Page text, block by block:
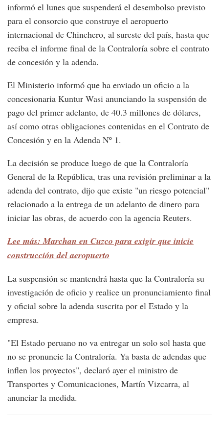
informó el lunes que suspenderá el desembolso previsto
para el consorcio que construye el aeropuerto
internacional de Chinchero, al sureste del país, hasta que
reciba el informe final de la Contraloría sobre el contrato
de concesión y la adenda.
El Ministerio informó que ha enviado un oficio a la
concesionaria Kuntur Wasi anunciando la suspensión de
pago del primer adelanto, de 40.3 millones de dólares,
así como otras obligaciones contenidas en el Contrato de
Concesión y en la Adenda Nº 1.
La decisión se produce luego de que la Contraloría
General de la República, tras una revisión preliminar a la
adenda del contrato, dijo que existe "un riesgo potencial"
relacionado a la entrega de un adelanto de dinero para
iniciar las obras, de acuerdo con la agencia Reuters.
Lee más: Marchan en Cuzco para exigir que inicie
construcción del aeropuerto
La suspensión se mantendrá hasta que la Contraloría su
investigación de oficio y realice un pronunciamiento final
y oficial sobre la adenda suscrita por el Estado y la
empresa.
"El Estado peruano no va entregar un solo sol hasta que
no se pronuncie la Contraloría. Ya basta de adendas que
inflen los proyectos", declaró ayer el ministro de
Transportes y Comunicaciones, Martín Vizcarra, al
anunciar la medida.